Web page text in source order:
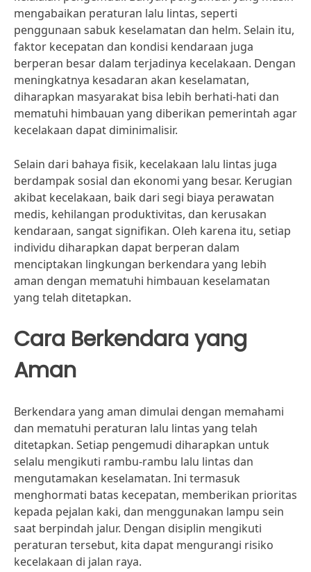
mengabaikan peraturan lalu lintas, seperti
penggunaan sabuk keselamatan dan helm. Selain itu,
faktor kecepatan dan kondisi kendaraan juga
berperan besar dalam terjadinya kecelakaan. Dengan
meningkatnya kesadaran akan keselamatan,
diharapkan masyarakat bisa lebih berhati-hati dan
mematuhi himbauan yang diberikan pemerintah agar
kecelakaan dapat diminimalisir.
Selain dari bahaya fisik, kecelakaan lalu lintas juga
berdampak sosial dan ekonomi yang besar. Kerugian
akibat kecelakaan, baik dari segi biaya perawatan
medis, kehilangan produktivitas, dan kerusakan
kendaraan, sangat signifikan. Oleh karena itu, setiap
individu diharapkan dapat berperan dalam
menciptakan lingkungan berkendara yang lebih
aman dengan mematuhi himbauan keselamatan
yang telah ditetapkan.
Cara Berkendara yang
Aman
Berkendara yang aman dimulai dengan memahami
dan mematuhi peraturan lalu lintas yang telah
ditetapkan. Setiap pengemudi diharapkan untuk
selalu mengikuti rambu-rambu lalu lintas dan
mengutamakan keselamatan. Ini termasuk
menghormati batas kecepatan, memberikan prioritas
kepada pejalan kaki, dan menggunakan lampu sein
saat berpindah jalur. Dengan disiplin mengikuti
peraturan tersebut, kita dapat mengurangi risiko
kecelakaan di jalan raya.